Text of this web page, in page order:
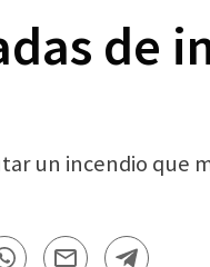
de
un incendio que